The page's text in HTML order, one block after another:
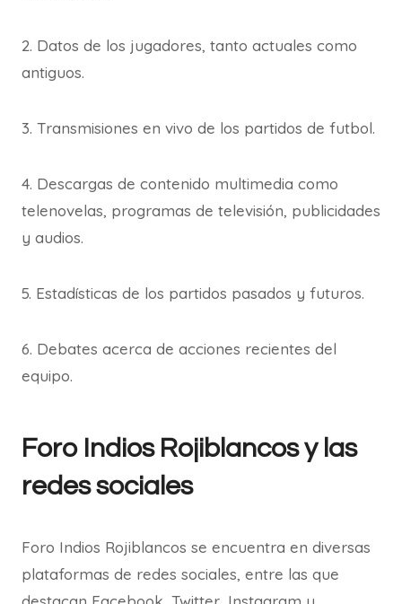
2. Datos de los jugadores, tanto actuales como
antiguos.
3. Transmisiones en vivo de los partidos de futbol.
4. Descargas de contenido multimedia como
telenovelas, programas de televisión, publicidades
y audios.
5. Estadísticas de los partidos pasados y futuros.
6. Debates acerca de acciones recientes del
equipo.
Foro Indios Rojiblancos y las
redes sociales
Foro Indios Rojiblancos se encuentra en diversas
plataformas de redes sociales, entre las que